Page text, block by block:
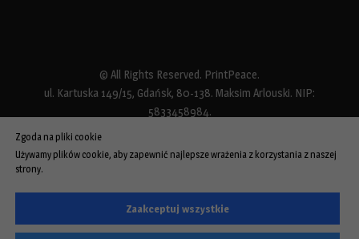
Zgoda na pliki cookie
Używamy plików cookie, aby zapewnić najlepsze wrażenia z korzystania z naszej
strony.
Zaakceptuj wszystkie
© All Rights Reserved. PrintPeace.
ul. Kartuska 149/15, Gdańsk, 80-138. Maksim Arlouski. NIP:
5833458984.
Przepis na podstawie którego stosowane jest zwolnienie od podatku
(stawka VAT zw.): Art. 113 ust.1-9 ustawy o Vat
Polityka zwrotów
| druk@printpeace.pl